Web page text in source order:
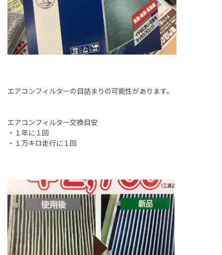
エアコンフィルターの目詰まりの可能性があります。
エアコンフィルター交換目安
・１年に１回
・１万キロ走行に１回